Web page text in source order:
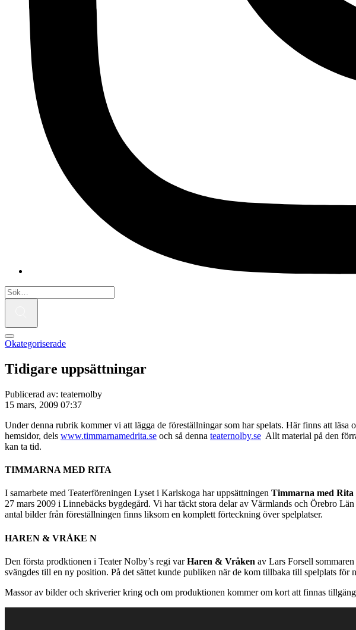
Okategoriserade
Tidigare uppsättningar
Publicerad av: teaternolby
15 mars, 2009 07:37
Under denna rubrik kommer vi att lägga de föreställningar som har spelats. Här finns att
hemsidor, dels www.timmarnamedrita.se och så denna teaternolby.se Allt material på den
kan ta tid.
TIMMARNA MED RITA
I samarbete med Teaterföreningen Lyset i Karlskoga har uppsättningen Timmarna med Rita
27 mars 2009 i Linnebäcks bygdegård. Vi har täckt stora delar av Värmlands och Örebro
antal bilder från föreställningen finns liksom en komplett förteckning över spelplatser.
HAREN & VRÅKE N
Den första prodktionen i Teater Nolby’s regi varHaren & Vråken av Lars Forsell
svängdes till en ny position. På det sättet kunde publiken när de kom tillbaka till spelplats för
Massor av bilder och skriverier kring och om produktionen kommer om kort att finnas